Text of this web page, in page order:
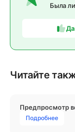
Была
Да
Читайте
Предпросмотр
Подробнее